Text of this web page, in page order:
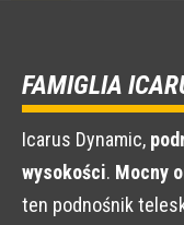
FAMIGLIA
Icarus Dynamic,
wysokości. Mocny
ten podnośnik